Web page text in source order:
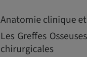
Anatomie clinique
Les Greffes
chirurgicales